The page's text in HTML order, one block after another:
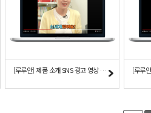
[루루안] 제품 소개 SNS 광고 영상 - 육아 편